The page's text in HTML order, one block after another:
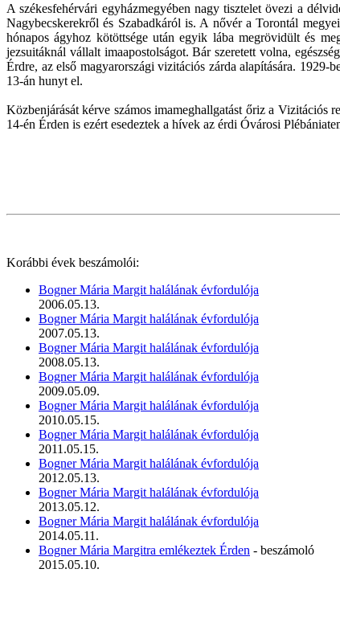
A székesfehérvári egyházmegyében nagy tisztelet övezi a
Nagybecskerekről és Szabadkáról is. A nővér a Torontál
hónapos ágyhoz kötöttsége után egyik lába megrövidült és
jezsuitáknál vállalt imaapostolságot. Bár szeretett volna,
Érdre, az első magyarországi vizitációs zárda alapítására. 1929-
13-án hunyt el.
Közbenjárását kérve számos imameghallgatást őriz a Vizitációs
14-én Érden is ezért esedeztek a hívek az érdi Óvárosi
Korábbi évek beszámolói:
Bogner Mária Margit halálának évfordulója
2006.05.13.
Bogner Mária Margit halálának évfordulója
2007.05.13.
Bogner Mária Margit halálának évfordulója
2008.05.13.
Bogner Mária Margit halálának évfordulója
2009.05.09.
Bogner Mária Margit halálának évfordulója
2010.05.15.
Bogner Mária Margit halálának évfordulója
2011.05.15.
Bogner Mária Margit halálának évfordulója
2012.05.13.
Bogner Mária Margit halálának évfordulója
2013.05.12.
Bogner Mária Margit halálának évfordulója
2014.05.11.
Bogner Mária Margitra emlékeztek Érden - beszámoló
2015.05.10.